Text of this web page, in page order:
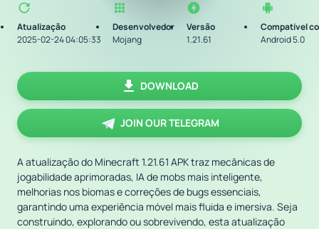
Atualização
2025-02-24 04:05:33
Desenvolvedor
Mojang
Versão
1.21.61
Compatível
Android 5.0
DOWNLOAD
JOIN OUR TELEGRAM
A atualização do Minecraft 1.21.61 APK traz mecânicas de
jogabilidade aprimoradas, IA de mobs mais inteligente,
melhorias nos biomas e correções de bugs essenciais,
garantindo uma experiência móvel mais fluida e imersiva. Seja
construindo, explorando ou sobrevivendo, esta atualização